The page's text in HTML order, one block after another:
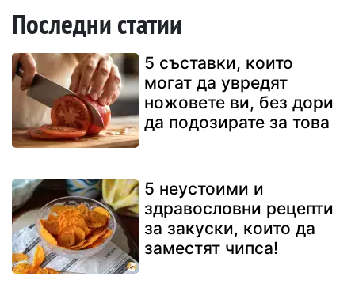
Последни статии
5 съставки, които
могат да увредят
ножовете ви, без дори
да подозирате за това
5 неустоими и
здравословни рецепти
за закуски, които да
заместят чипса!